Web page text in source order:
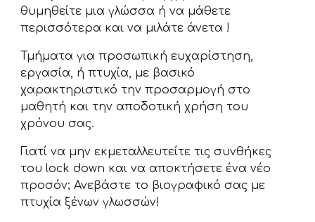
θυμηθείτε μια γλώσσα ή να μάθετε
περισσότερα και να μιλάτε άνετα !
Τμήματα για προσωπική ευχαρίστηση,
εργασία, ή πτυχία, με βασικό
χαρακτηριστικό την προσαρμογή στο
μαθητή και την αποδοτική χρήση του
χρόνου σας.
Γιατί να μην εκμεταλλευτείτε τις συνθήκες
του lock down και να αποκτήσετε ένα νέο
προσόν; Ανεβάστε το βιογραφικό σας με
πτυχία ξένων γλωσσών!